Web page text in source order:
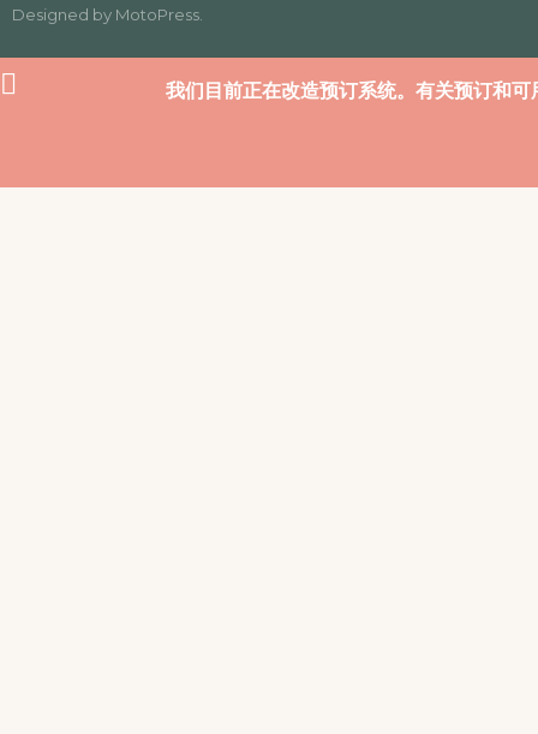
Designed by MotoPress
我们目前正在改造预订系统。有关预订和可